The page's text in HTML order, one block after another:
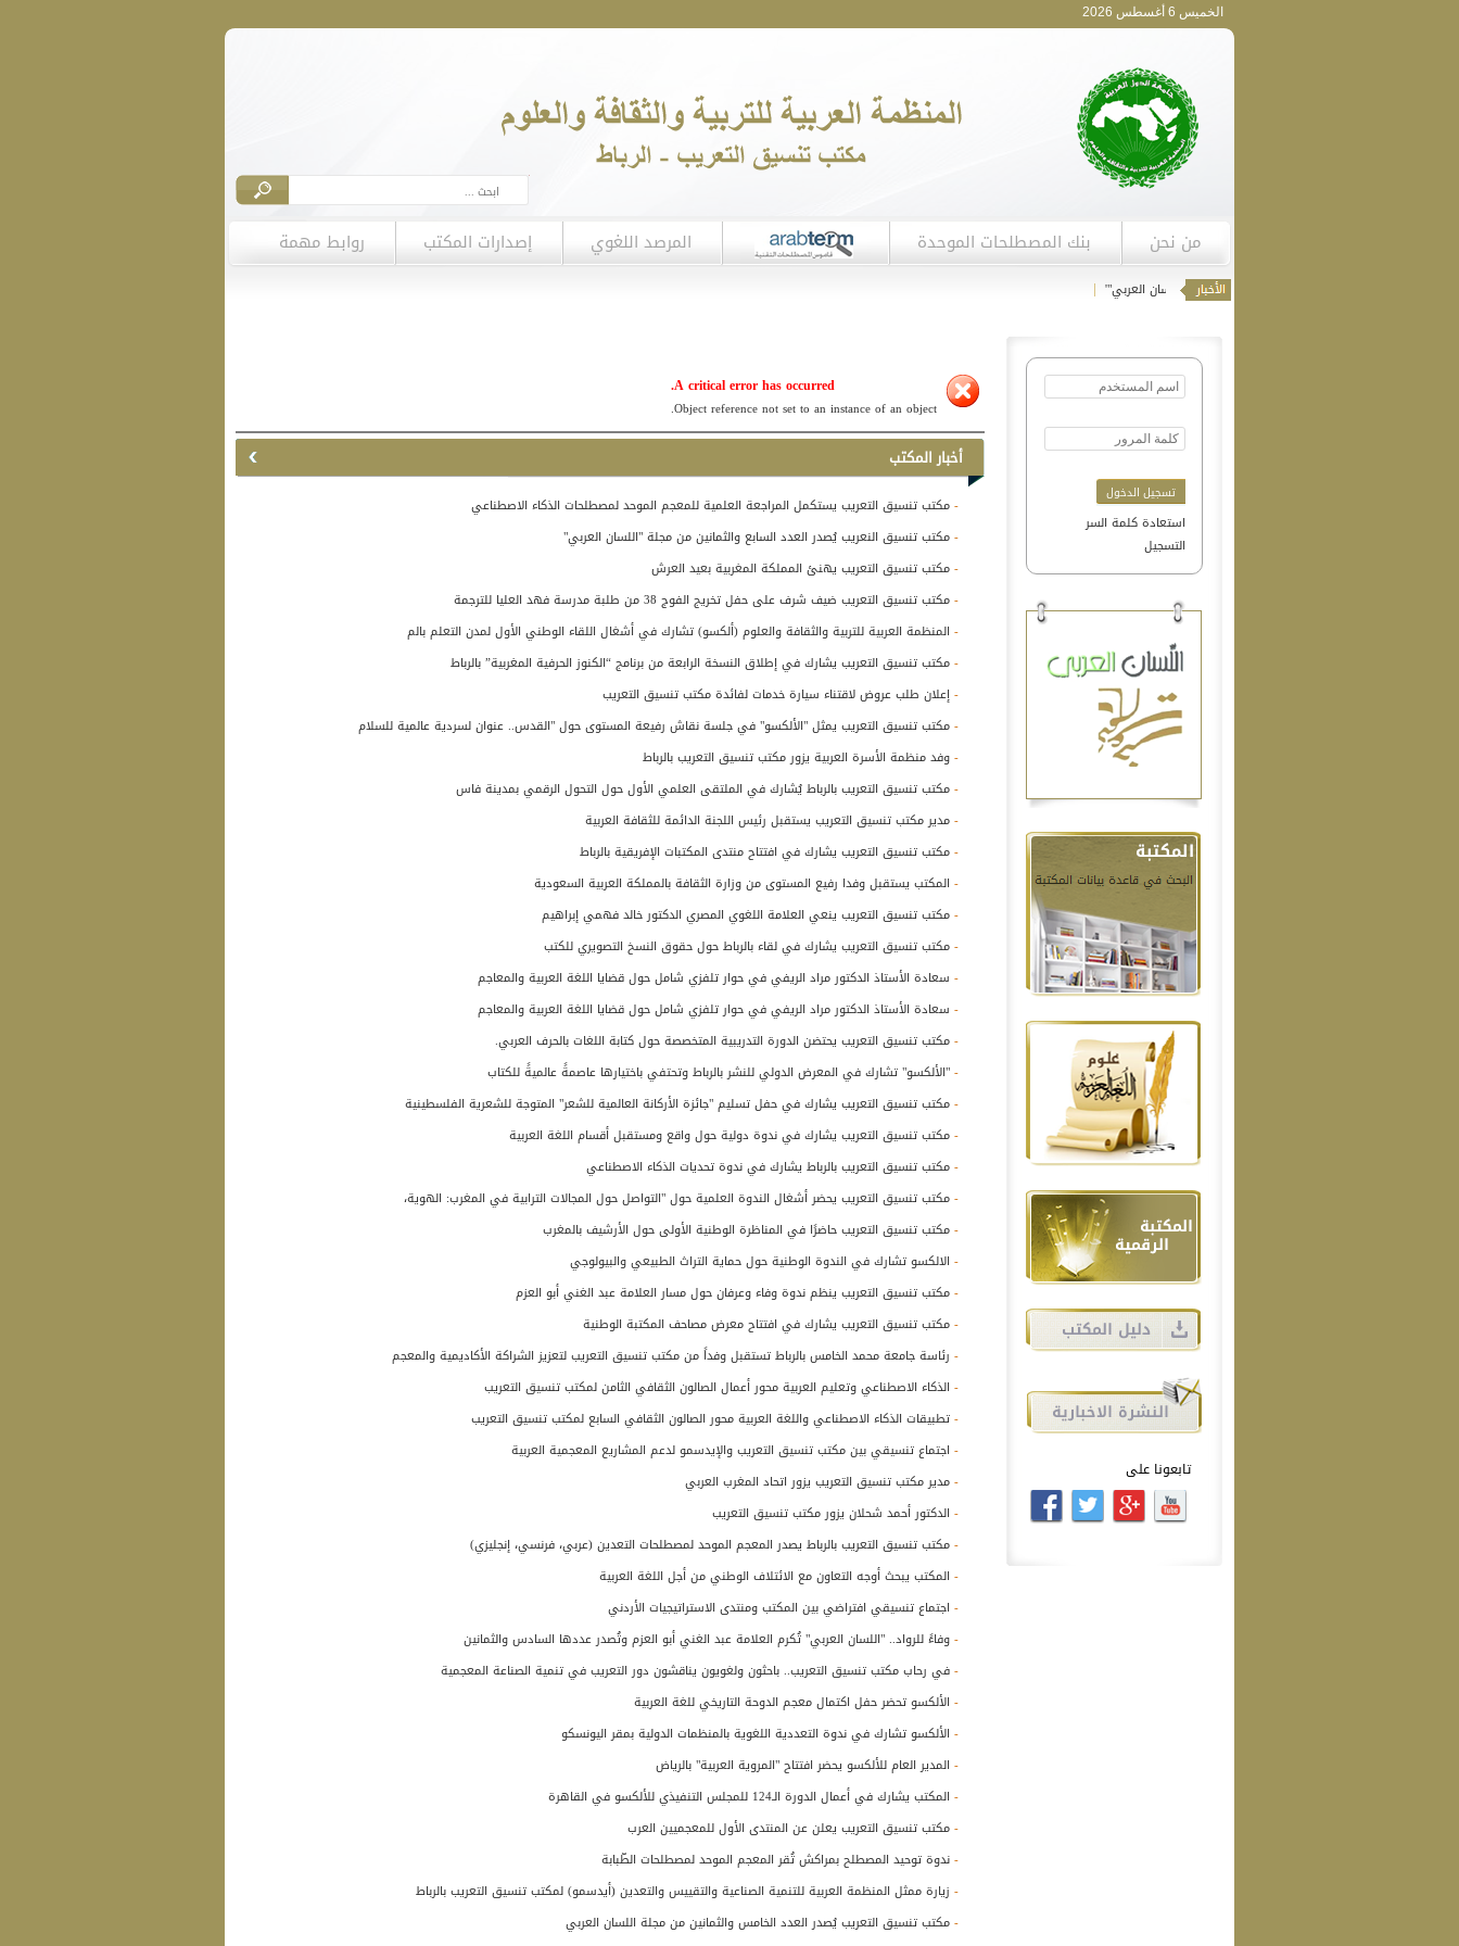
الخميس 6 أغسطس 2026
من نحن بنك المصطلحات الموحدة المرصد اللغوي إصدارات المكتب روابط مهمة
دعوة للمساهمة في دورية "اللسان العربي"'|
A critical error has occurred.
Object reference not set to an instance of an object.
أخبار المكتب
-مكتب تنسيق التعريب يستكمل المراجعة العلمية للمعجم الموحد لمصطلحات الذكاء الاصطناعي
-مكتب تنسيق النعريب يُصدر العدد السابع والثمانين من مجلة "اللسان العربي"
-مكتب تنسيق التعريب يهنئ المملكة المغربية بعيد العرش
-مكتب تنسيق التعريب ضيف شرف على حفل تخريج الفوج 38 من طلبة مدرسة فهد العليا للترجمة
- المنظمة العربية للتربية والثقافة والعلوم (ألكسو) تشارك في أشغال اللقاء الوطني الأول لمدن التعلم بالم
-مكتب تنسيق التعريب يشارك في إطلاق النسخة الرابعة من برنامج “الكنوز الحرفية المغربية” بالرباط
-إعلان طلب عروض لاقتناء سيارة خدمات لفائدة مكتب تنسيق التعريب
-مكتب تنسيق التعريب يمثل "الألكسو" في جلسة نقاش رفيعة المستوى حول "القدس.. عنوان لسردية عالمية للسلام
-وفد منظمة الأسرة العربية يزور مكتب تنسيق التعريب بالرباط
-مكتب تنسيق التعريب بالرباط يُشارك في الملتقى العلمي الأول حول التحول الرقمي بمدينة فاس
-مدير مكتب تنسيق التعريب يستقبل رئيس اللجنة الدائمة للثقافة العربية
-مكتب تنسيق التعريب يشارك في افتتاح منتدى المكتبات الإفريقية بالرباط
- المكتب يستقبل وفدا رفيع المستوى من وزارة الثقافة بالمملكة العربية السعودية
-مكتب تنسيق التعريب ينعي العلامة اللغوي المصري الدكتور خالد فهمي إبراهيم
-مكتب تنسيق التعريب يشارك في لقاء بالرباط حول حقوق النسخ التصويري للكتب
- سعادة الأستاذ الدكتور مراد الريفي في حوار تلفزي شامل حول قضايا اللغة العربية والمعاجم
- سعادة الأستاذ الدكتور مراد الريفي في حوار تلفزي شامل حول قضايا اللغة العربية والمعاجم
-مكتب تنسيق التعريب يحتضن الدورة التدريبية المتخصصة حول كتابة اللغات بالحرف العربي.
-"الألكسو" تشارك في المعرض الدولي للنشر بالرباط وتحتفي باختيارها عاصمةً عالميةً للكتاب
-مكتب تنسيق التعريب يشارك في حفل تسليم "جائزة الأركانة العالمية للشعر" المتوجة للشعرية الفلسطينية
-مكتب تنسيق التعريب يشارك في ندوة دولية حول واقع ومستقبل أقسام اللغة العربية
-مكتب تنسيق التعريب بالرباط يشارك في ندوة تحديات الذكاء الاصطناعي
-مكتب تنسيق التعريب يحضر أشغال الندوة العلمية حول "التواصل حول المجالات الترابية في المغرب: الهوية،
-مكتب تنسيق التعريب حاضرًا في المناظرة الوطنية الأولى حول الأرشيف بالمغرب
- الالكسو تشارك في الندوة الوطنية حول حماية التراث الطبيعي والبيولوجي
-مكتب تنسيق التعريب ينظم ندوة وفاء وعرفان حول مسار العلامة عبد الغني أبو العزم
-مكتب تنسيق التعريب يشارك في افتتاح معرض مصاحف المكتبة الوطنية
- رئاسة جامعة محمد الخامس بالرباط تستقبل وفداً من مكتب تنسيق التعريب لتعزيز الشراكة الأكاديمية والمعجم
- الذكاء الاصطناعي وتعليم العربية محور أعمال الصالون الثقافي الثامن لمكتب تنسيق التعريب
-تطبيقات الذكاء الاصطناعي واللغة العربية محور الصالون الثقافي السابع لمكتب تنسيق التعريب
- اجتماع تنسيقي بين مكتب تنسيق التعريب والإيدسمو لدعم المشاريع المعجمية العربية
-مدير مكتب تنسيق التعريب يزور اتحاد المغرب العربي
- الدكتور أحمد شحلان يزور مكتب تنسيق التعريب
-مكتب تنسيق التعريب بالرباط يصدر المعجم الموحد لمصطلحات التعدين (عربي، فرنسي، إنجليزي)
- المكتب يبحث أوجه التعاون مع الائتلاف الوطني من أجل اللغة العربية
- اجتماع تنسيقي افتراضي بين المكتب ومنتدى الاستراتيجيات الأردني
-وفاءً للرواد.. "اللسان العربي" تُكرم العلامة عبد الغني أبو العزم وتُصدر عددها السادس والثمانين
-في رحاب مكتب تنسيق التعريب.. باحثون ولغويون يناقشون دور التعريب في تنمية الصناعة المعجمية
- الألكسو تحضر حفل اكتمال معجم الدوحة التاريخي للغة العربية
- الألكسو تشارك في ندوة التعددية اللغوية بالمنظمات الدولية بمقر اليونسكو
- المدير العام للألكسو يحضر افتتاح "المروية العربية" بالرياض
- المكتب يشارك في أعمال الدورة الـ124 للمجلس التنفيذي للألكسو في القاهرة
-مكتب تنسيق التعريب يعلن عن المنتدى الأول للمعجميين العرب
-ندوة توحيد المصطلح بمراكش تُقر المعجم الموحد لمصطلحات الطّبابة
- زيارة ممثل المنظمة العربية للتنمية الصناعية والتقييس والتعدين (أيدسمو) لمكتب تنسيق التعريب بالرباط
-مكتب تنسيق التعريب يُصدر العدد الخامس والثمانين من مجلة اللسان العربي
استعادة كلمة السر
التسجيل
تابعونا على